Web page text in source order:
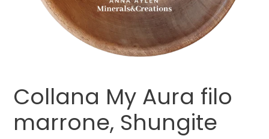
Collana My Aura filo
marrone, Shungite